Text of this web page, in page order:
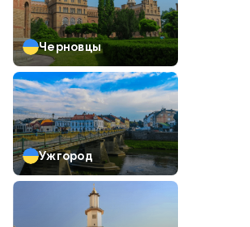
Черновцы
Ужгород